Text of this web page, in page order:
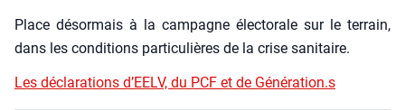
Place désor­mais à la cam­pagne élec­to­rale sur le ter­rain,
dans les condi­tions par­ti­cu­lières de la crise sani­taire.
Les décla­ra­tions d’EELV, du PCF et de Génération.s